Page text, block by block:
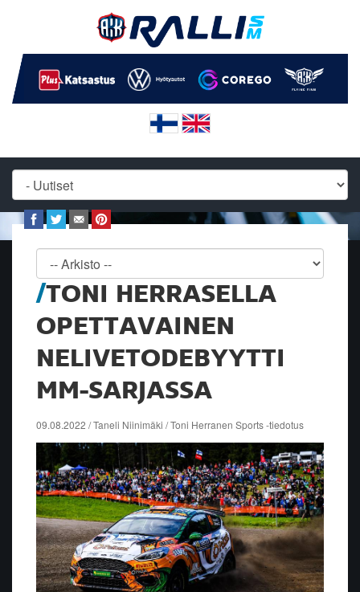
TONI HERRASELLA
OPETTAVAINEN
NELIVETODEBYYTTI
MM-SARJASSA
09.08.2022 / Taneli Niinimäki / Toni Herranen Sports -tiedotus